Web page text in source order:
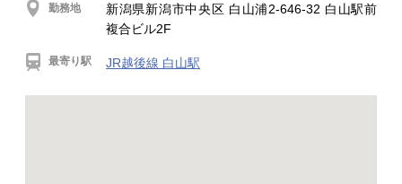
勤務地
新潟県新潟市中央区 白山浦2-646-32 白山駅前
複合ビル2F
最寄り駅 JR越後線 白山駅